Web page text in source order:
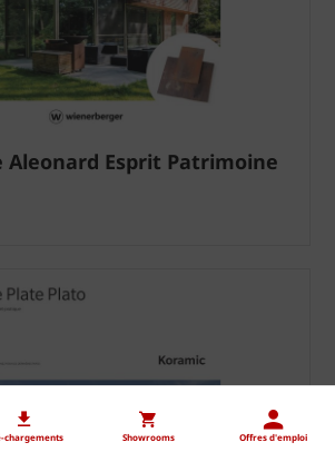
Esprit Patrimoine
chargements Showrooms Offres d'emploi